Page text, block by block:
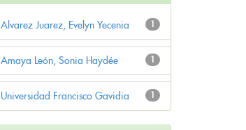
1
Alvarez Juarez, Evelyn Yecenia
1
Amaya León, Sonia Haydée
1
Universidad Francisco Gavidia